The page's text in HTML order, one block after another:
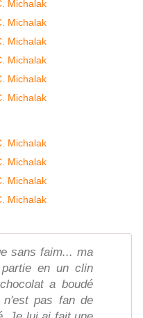
sans faim... ma
en un clin
a boudé
pas fan de